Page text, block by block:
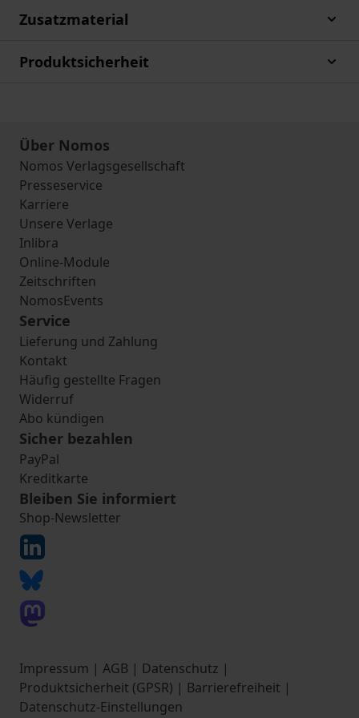
Zusatzmaterial
Produktsicherheit
Über Nomos
Nomos Verlagsgesellschaft
Presseservice
Karriere
Unsere Verlage
Inlibra
Online-Module
Zeitschriften
NomosEvents
Service
Lieferung und Zahlung
Kontakt
Häufig gestellte Fragen
Widerruf
Abo kündigen
Sicher bezahlen
PayPal
Kreditkarte
Bleiben Sie informiert
Shop-Newsletter
Impressum | AGB | Datenschutz |
Produktsicherheit (GPSR) | Barrierefreiheit |
Datenschutz-Einstellungen